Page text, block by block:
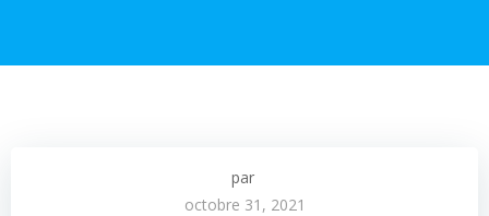
par
octobre 31, 2021